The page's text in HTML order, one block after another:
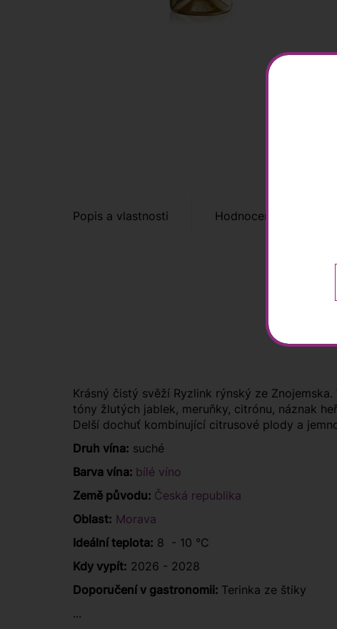
Popis a vlastnosti Hodnocení zákazníků
Krásný čistý svěží Ryzlink rýnský ze
tóny žlutých jablek, meruňky, citrónu, náznak
Delší dochuť kombinující citrusové plody a
Druh vína: suché
Barva vína: bílé víno
Země původu: Česká republika
Oblast: Morava
Ideální teplota: 8 - 10 °C
Kdy vypít: 2026 - 2028
Doporučení v gastronomii: Terinka ze štiky
...